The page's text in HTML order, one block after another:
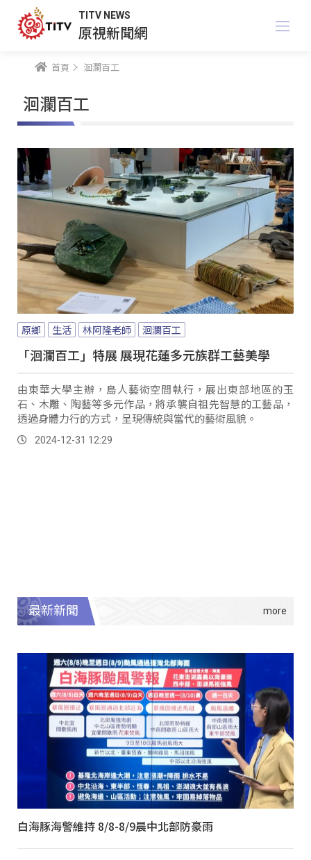
TITV NEWS
原視新聞網
首頁 洄瀾百工
洄瀾百工
原鄉 生活 林阿隆老師 洄瀾百工
「洄瀾百工」特展 展現花蓮多元族群工藝美學
由東華大學主辦，島人藝術空間執行，展出東部地區的玉
石、木雕、陶藝等多元作品，將承襲自祖先智慧的工藝品，
透過身體力行的方式，呈現傳統與當代的藝術風貌。
2024-12-31 12:29
最新新聞
白海豚海警維持 8/8-8/9晨中北部防豪雨